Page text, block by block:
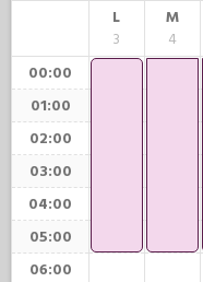
L
3
M
4
00:00
01:00
02:00
03:00
04:00
05:00
06:00